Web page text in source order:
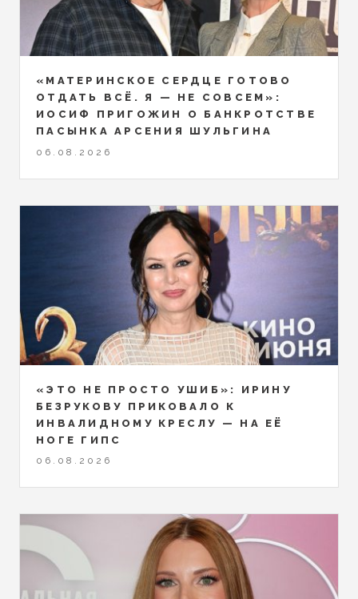
«МАТЕРИНСКОЕ СЕРДЦЕ ГОТОВО
ОТДАТЬ ВСЁ. Я — НЕ СОВСЕМ»:
ИОСИФ ПРИГОЖИН О БАНКРОТСТВЕ
ПАСЫНКА АРСЕНИЯ ШУЛЬГИНА
06.08.2026
«ЭТО НЕ ПРОСТО УШИБ»: ИРИНУ
БЕЗРУКОВУ ПРИКОВАЛО К
ИНВАЛИДНОМУ КРЕСЛУ — НА ЕЁ
НОГЕ ГИПС
06.08.2026